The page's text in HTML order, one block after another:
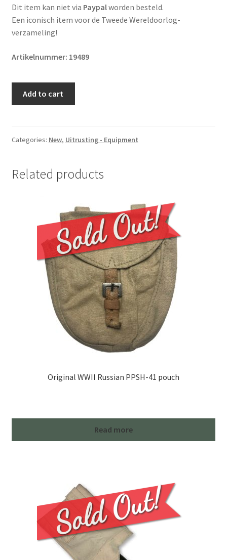
Dit item kan niet via Paypalworden besteld.
Een iconisch item voor de Tweede Wereldoorlog-
verzameling!
Artikelnummer: 19489
Beretta
Deko
Add to cart
Categories: New, Uitrusting - Equipment
Related products
Original WWII Russian PPSH-41 pouch
Read more